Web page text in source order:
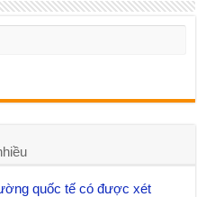
quốc tế có được xét